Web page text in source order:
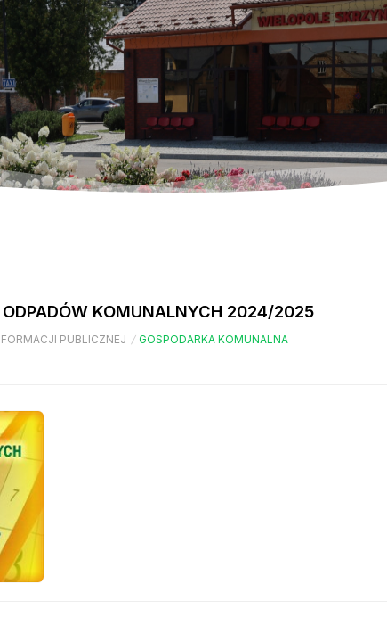
ODPADÓW KOMUNALNYCH 2024/2025
PUBLICZNEJ / GOSPODARKA KOMUNALNA